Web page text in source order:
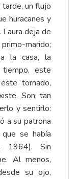
tarde, un flujo
huracanes y
deja de
marido;
la casa, la
este
tornado,
Son, tan
y sentirlo:
a su patrona
se había
1964). Sin
Al menos,
su ojo,